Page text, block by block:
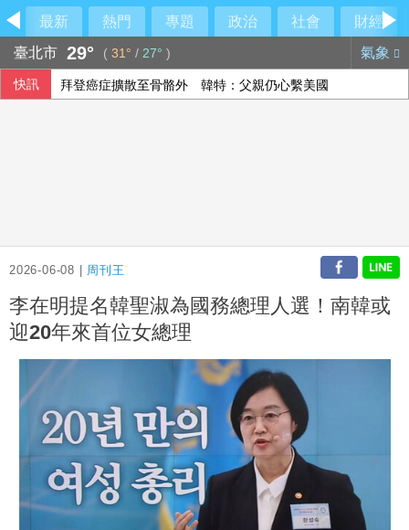
最新 熱門 專題 政治 社會
財經
臺北市 29° ( 31° / 27° ) 氣象
快訊 拜登癌症擴散至骨骼外 韓特：父親仍心繫美國
2026-06-08 | 周刊王
李在明提名韓聖淑為國務總理人選！南韓或
迎20年來首位女總理